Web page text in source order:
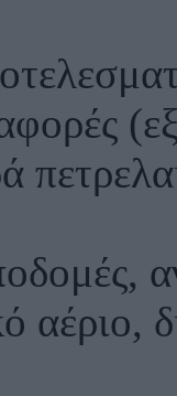
αέριο,